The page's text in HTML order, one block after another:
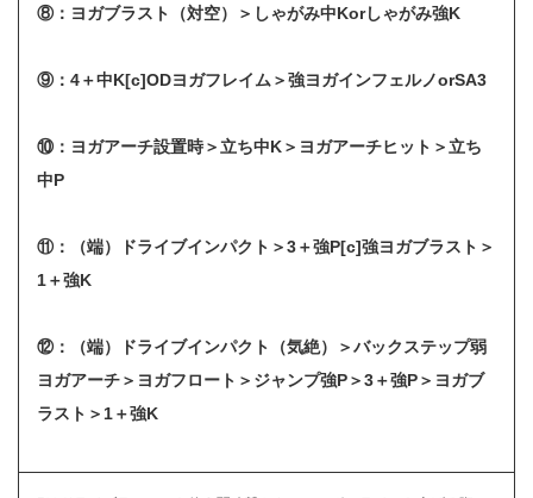
⑧：ヨガブラスト（対空）＞しゃがみ中Korしゃがみ強K
⑨：4＋中K[c]ODヨガフレイム＞強ヨガインフェルノorSA3
⑩：ヨガアーチ設置時＞立ち中K＞ヨガアーチヒット＞立ち
中P
⑪：（端）ドライブインパクト＞3＋強P[c]強ヨガブラスト＞
1＋強K
⑫：（端）ドライブインパクト（気絶）＞バックステップ弱
ヨガアーチ＞ヨガフロート＞ジャンプ強P＞3＋強P＞ヨガブ
ラスト＞1＋強K